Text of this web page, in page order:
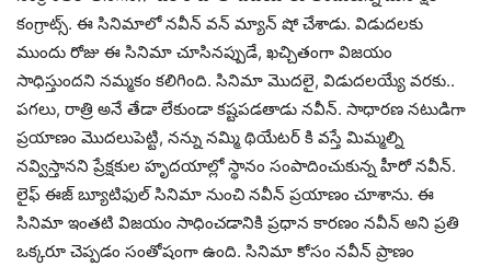
కంగ్రాట్స్. ఈ సినిమాలో నవీన్ వన్ మ్యాన్ షో చేశాడు. విడుదలకు
ముందు రోజు ఈ సినిమా చూసినప్పుడే, ఖచ్చితంగా విజయం
సాధిస్తుందని నమ్మకం కలిగింది. సినిమా మొదలై, విడుదలయ్యే వరకు..
పగలు, రాత్రి అనే తేడా లేకుండా కష్టపడతాడు నవీన్. సాధారణ నటుడిగా
ప్రయాణం మొదలుపెట్టి, నన్ను నమ్మి థియేటర్ కి వస్తే మిమ్మల్ని
నవ్విస్తానని ప్రేక్షకుల హృదయాల్లో స్థానం సంపాదించుకున్న హీరో నవీన్.
లైఫ్ ఈజ్ బ్యూటిఫుల్ సినిమా నుంచి నవీన్ ప్రయాణం చూశాను. ఈ
సినిమా ఇంతటి విజయం సాధించడానికి ప్రధాన కారణం నవీన్ అని ప్రతి
ఒక్కరూ చెప్పడం సంతోషంగా ఉంది. సినిమా కోసం నవీన్ ప్రాణం